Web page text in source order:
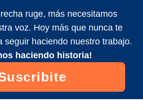
ruge, más necesitamos
voz. Hoy más que nunca te
seguir haciendo nuestro trabajo.
haciendo historia!